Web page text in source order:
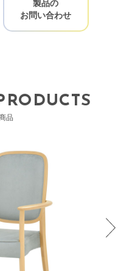
製品の
お問い合わせ
品